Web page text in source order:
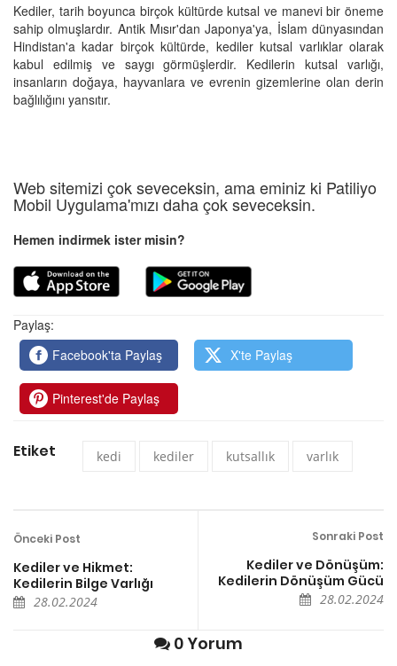
Kediler, tarih boyunca birçok kültürde kutsal ve manevi bir öneme
sahip olmuşlardır. Antik Mısır'dan Japonya'ya, İslam dünyasından
Hindistan'a kadar birçok kültürde, kediler kutsal varlıklar olarak
kabul edilmiş ve saygı görmüşlerdir. Kedilerin kutsal varlığı,
insanların doğaya, hayvanlara ve evrenin gizemlerine olan derin
bağlılığını yansıtır.
Web sitemizi çok seveceksin, ama eminiz ki Patiliyo
Mobil Uygulama'mızı daha çok seveceksin.
Hemen indirmek ister misin?
Paylaş:
Facebook'ta Paylaş
X'te Paylaş
Pinterest'de Paylaş
Etiket kedi kediler kutsallık varlık
Önceki Post
Kediler ve Hikmet:
Kedilerin Bilge Varlığı
28.02.2024
Sonraki Post
Kediler ve Dönüşüm:
Kedilerin Dönüşüm Gücü
28.02.2024
0 Yorum